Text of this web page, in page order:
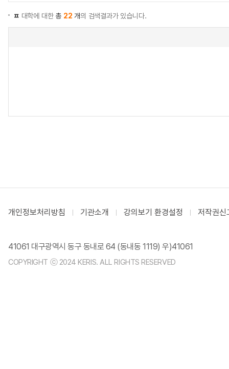
ㅍ 대학에 대한총 22 개의 검색결과가 있습니다.
개인정보처리방침 기관소개 강의보기 환경설정 저작권신
41061 대구광역시 동구 동내로 64 (동내동 1119) 우)41061
COPYRIGHT ⓒ 2024 KERIS. ALL RIGHTS RESERVED